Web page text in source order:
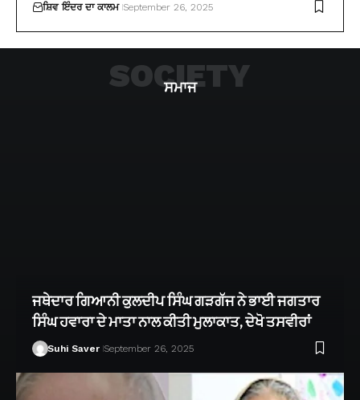
ਸ਼ਿਵ ਇੰਦਰ ਦਾ ਕਾਲਮ September 26, 2025
ਸਮਾਜ
SOCIETY
ਜਥੇਦਾਰ ਗਿਆਨੀ ਕੁਲਦੀਪ ਸਿੰਘ ਗੜਗੱਜ ਨੇ ਭਾਈ ਜਗਤਾਰ
ਸਿੰਘ ਹਵਾਰਾ ਦੇ ਮਾਤਾ ਨਾਲ ਕੀਤੀ ਮੁਲਾਕਾਤ, ਦੇਖੋ ਤਸਵੀਰਾਂ
Suhi Saver September 26, 2025